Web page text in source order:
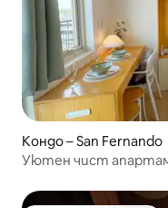
Кондо – San Fernando
Уютен чист